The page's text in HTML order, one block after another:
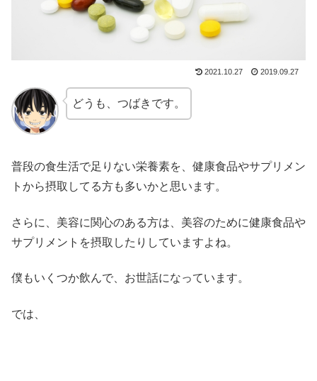
2021.10.27 2019.09.27
どうも、つばきです。
普段の食生活で足りない栄養素を、健康食品やサプリメン
トから摂取してる方も多いかと思います。
さらに、美容に関心のある方は、美容のために健康食品や
サプリメントを摂取したりしていますよね。
僕もいくつか飲んで、お世話になっています。
では、